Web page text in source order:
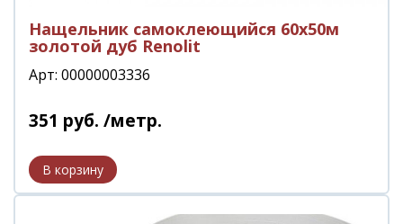
Нащельник самоклеющийся 60х50м
золотой дуб Renolit
Арт: 00000003336
351 руб. /метр.